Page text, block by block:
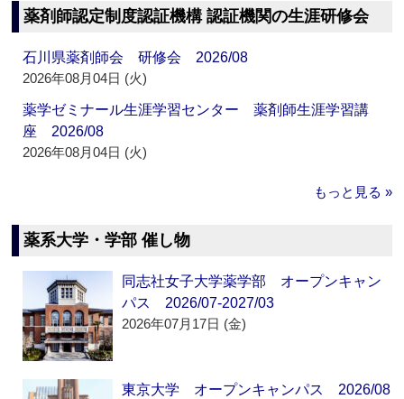
薬剤師認定制度認証機構 認証機関の生涯研修会
石川県薬剤師会 研修会 2026/08
2026年08月04日 (火)
薬学ゼミナール生涯学習センター 薬剤師生涯学習講
座 2026/08
2026年08月04日 (火)
もっと見る »
薬系大学・学部 催し物
同志社女子大学薬学部 オープンキャン
パス 2026/07-2027/03
2026年07月17日 (金)
東京大学 オープンキャンパス 2026/08